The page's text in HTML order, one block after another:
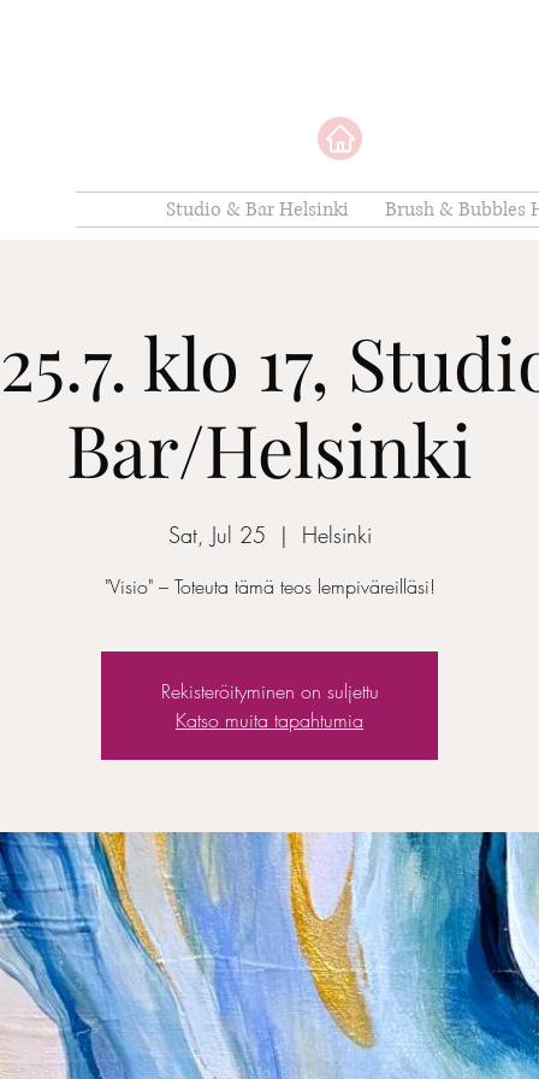
Studio & Bar Helsinki Brush & Bubbles
klo 17,
Bar/Helsinki
Sat, Jul 25
  |
Helsinki
"Visio" – Toteuta tämä teos lempiväreilläsi!
Rekisteröityminen on suljettu
Katso muita tapahtumia